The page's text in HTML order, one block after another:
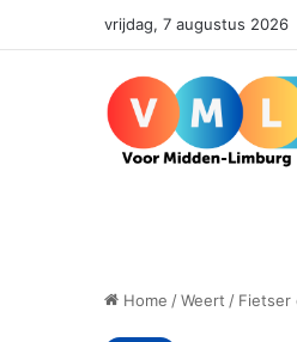
vrijdag, 7 augustus 2026
Home /Weert / Fietser